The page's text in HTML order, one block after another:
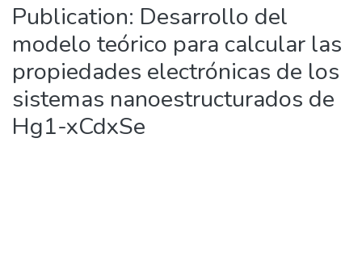
Publication: Desarrollo del
modelo teórico para calcular las
propiedades electrónicas de los
sistemas nanoestructurados de
Hg1-xCdxSe